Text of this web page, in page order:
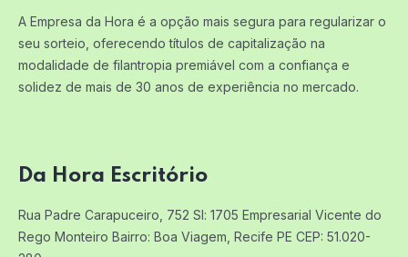
A Empresa da Hora é a opção mais segura para regularizar o
seu sorteio, oferecendo títulos de capitalização na
modalidade de filantropia premiável com a confiança e
solidez de mais de 30 anos de experiência no mercado.
Da Hora Escritório
Rua Padre Carapuceiro, 752 Sl: 1705 Empresarial Vicente do
Rego Monteiro Bairro: Boa Viagem, Recife PE CEP: 51.020-